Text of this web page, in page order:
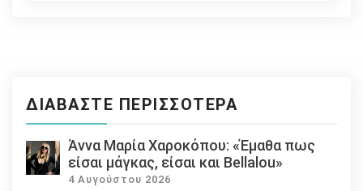
ΔΙΑΒΆΣΤΕ ΠΕΡΙΣΣΌΤΕΡΑ
Άννα Μαρία Χαροκόπου: «Έμαθα πως
είσαι μάγκας, είσαι και Bellalou»
4 Αυγούστου 2026